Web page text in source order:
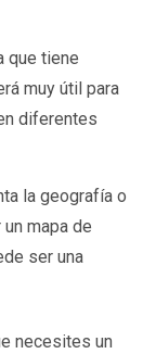
que tiene
muy útil para
diferentes
la geografía o
mapa de
ser una
necesites un